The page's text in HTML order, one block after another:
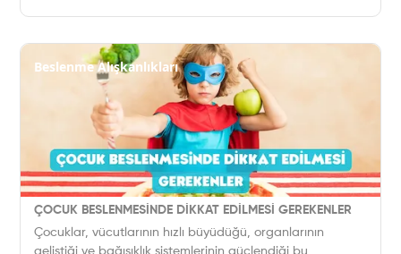
Beslenme Alışkanlıkları
ÇOCUK BESLENMESİNDE DİKKAT EDİLMESİ GEREKENLER
Çocuklar, vücutlarının hızlı büyüdüğü, organlarının
geliştiği ve bağışıklık sistemlerinin güçlendiği bu